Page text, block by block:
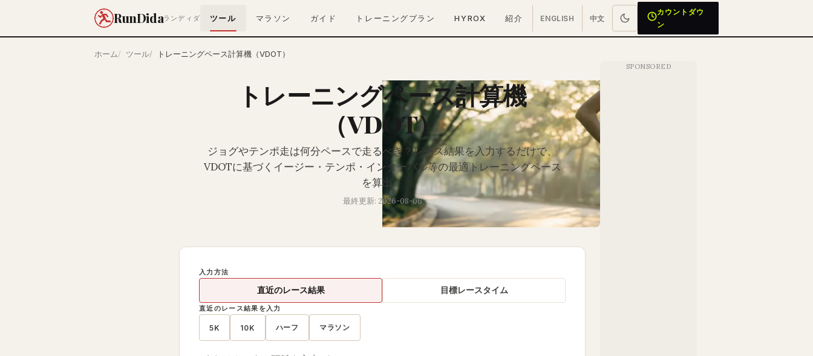
RunDidaランディダ ツール マラソン ガイド トレーニングプラン HYROX 紹介 ENGLISH 中文
カウントダウ
ン
ホーム ツール トレーニングペース計算機（VDOT）
トレーニングペース計算機
（VDOT）
ジョグやテンポ走は何分ペースで走るべき？レース結果を入力するだけで、
VDOTに基づくイージー・テンポ・インターバル等の最適トレーニングペース
を算出。
最終更新: 2026-08-06
入力方法
直近のレース結果 目標レースタイム
直近のレース結果を入力
5K 10K ハーフ マラソン